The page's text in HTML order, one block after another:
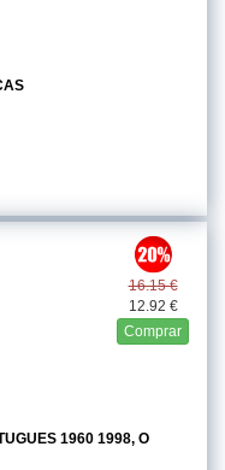
16.15 €
12.92 €
Comprar
1960 1998, O